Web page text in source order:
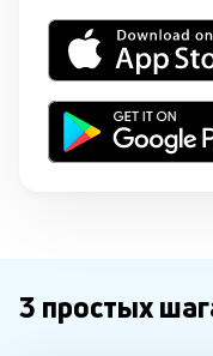
3 простых